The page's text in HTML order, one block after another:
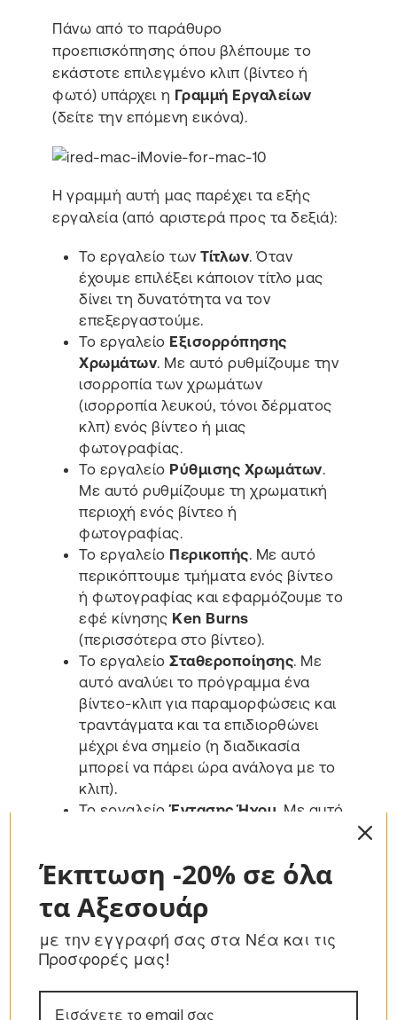
Πάνω από το παράθυρο
προεπισκόπησης όπου βλέπουμε το
εκάστοτε επιλεγμένο κλιπ (βίντεο ή
φωτό) υπάρχει η Γραμμή Εργαλείων
(δείτε την επόμενη εικόνα).
Η γραμμή αυτή μας παρέχει τα εξής
εργαλεία (από αριστερά προς τα δεξιά):
Το εργαλείο τωνΤίτλων. Όταν
έχουμε επιλέξει κάποιον τίτλο μας
δίνει τη δυνατότητα να τον
επεξεργαστούμε.
Το εργαλείο Εξισορρόπησης
Χρωμάτων. Με αυτό ρυθμίζουμε την
ισορροπία των χρωμάτων
(ισορροπία λευκού, τόνοι δέρματος
κλπ) ενός βίντεο ή μιας
φωτογραφίας.
Το εργαλείο Ρύθμισης Χρωμάτων.
Με αυτό ρυθμίζουμε τη χρωματική
περιοχή ενός βίντεο ή
φωτογραφίας.
Το εργαλείο Περικοπής. Με αυτό
περικόπτουμε τμήματα ενός βίντεο
ή φωτογραφίας και εφαρμόζουμε το
εφέ κίνησης Ken Burns
(περισσότερα στο βίντεο).
Το εργαλείοΣταθεροποίησης. Με
αυτό αναλύει το πρόγραμμα ένα
βίντεο-κλιπ για παραμορφώσεις και
τραντάγματα και τα επιδιορθώνει
μέχρι ένα σημείο (η διαδικασία
μπορεί να πάρει ώρα ανάλογα με το
κλιπ).
Το εργαλείοΈντασης Ήχου . Με αυτό
έντασης μεταξύ των ηχητικών
καναλιών (αν π.χ έχουμε ξεχωριστά
ομιλία και ήχο).
Το εργαλείο Μείωσης θορύβου και
Ισοστάθμισης
Έκπτωση -20% σε όλα
τα Αξεσουάρ
με την εγγραφή σας στα Νέα και τις
Προσφορές μας!